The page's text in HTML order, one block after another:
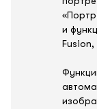
и
Fusion,